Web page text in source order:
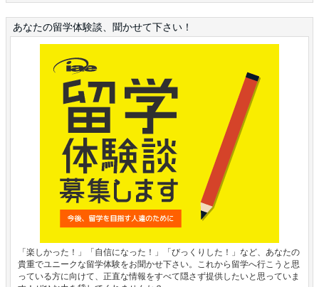
あなたの留学体験談、聞かせて下さい！
「楽しかった！」「自信になった！」「びっくりした！」など、あなたの
貴重でユニークな留学体験をお聞かせ下さい。これから留学へ行こうと思
っている方に向けて、正直な情報をすべて隠さず提供したいと思っていま